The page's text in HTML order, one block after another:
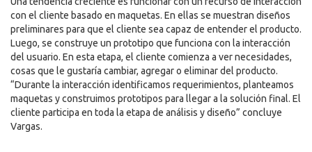
con el cliente basado en maquetas. En ellas se muestran diseños
preliminares para que el cliente sea capaz de entender el producto.
Luego, se construye un prototipo que funciona con la interacción
del usuario. En esta etapa, el cliente comienza a ver necesidades,
cosas que le gustaría cambiar, agregar o eliminar del producto.
“Durante la interacción identificamos requerimientos, planteamos
maquetas y construimos prototipos para llegar a la solución final. El
cliente participa en toda la etapa de análisis y diseño” concluye
Vargas.